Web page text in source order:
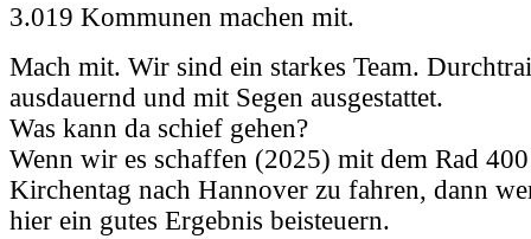
3.019 Kommunen machen mit.
Mach mit. Wir sind ein starkes Team.
ausdauernd und mit Segen ausgestattet.
Was kann da schief gehen?
Wenn wir es schaffen (2025) mit dem Rad
Kirchentag nach Hannover zu fahren, dann
hier ein gutes Ergebnis beisteuern.